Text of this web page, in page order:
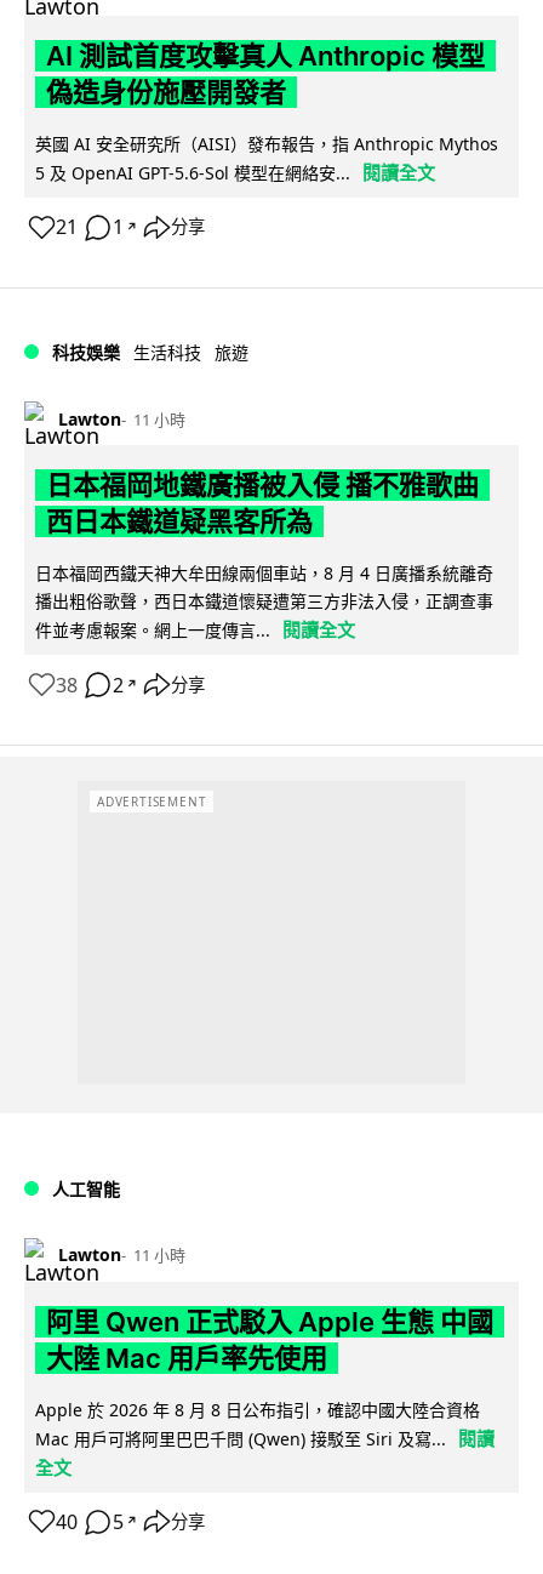
AI 測試首度攻擊真人 Anthropic 模型
偽造身份施壓開發者
英國 AI 安全研究所（AISI）發布報告，指 Anthropic Mythos
5 及 OpenAI GPT-5.6-Sol 模型在網絡安...
閱讀全文
21 1 ↗ 分享
科技娛樂 生活科技 旅遊
Lawton 11 小時
日本福岡地鐵廣播被入侵 播不雅歌曲
西日本鐵道疑黑客所為
日本福岡西鐵天神大牟田線兩個車站，8 月 4 日廣播系統離奇
播出粗俗歌聲，西日本鐵道懷疑遭第三方非法入侵，正調查事
件並考慮報案。網上一度傳言...
閱讀全文
38 2 ↗ 分享
ADVERTISEMENT
人工智能
Lawton 11 小時
阿里 Qwen 正式駁入 Apple 生態 中國
大陸 Mac 用戶率先使用
Apple 於 2026 年 8 月 8 日公布指引，確認中國大陸合資格
Mac 用戶可將阿里巴巴千問 (Qwen) 接駁至 Siri 及寫...
閱讀
全文
40 5 ↗ 分享